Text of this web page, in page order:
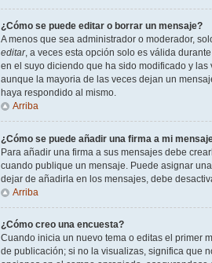
¿Cómo se puede editar o borrar un mensaje?
A menos que sea administrador o moderador,
editar, a veces esta opción solo es válida
en el suyo diciendo que ha sido modificado y
aunque la mayoria de las veces dejan un
haya respondido al mismo.
Arriba
¿Cómo se puede añadir una firma a mi
Para añadir una firma a sus mensajes debe
cuando publique un mensaje. Puede asignar
dejar de añadirla en los mensajes, debe
Arriba
¿Cómo creo una encuesta?
Cuando inicia un nuevo tema o editas el primer
de publicación; si no la visualizas, significa que